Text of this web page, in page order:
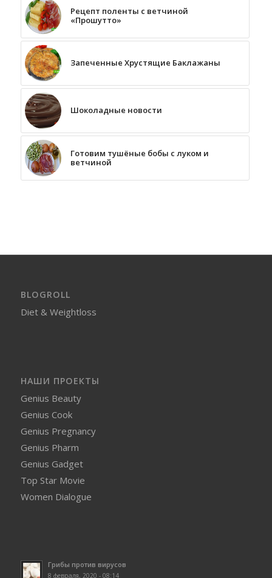
Рецепт поленты с ветчиной
«Прошутто»
Запеченные Хрустящие Баклажаны
Шоколадные новости
Готовим тушёные бобы с луком и
ветчиной
BLOGROLL
Diet & Weightloss
НАШИ ПРОЕКТЫ
Genius Beauty
Genius Cook
Genius Pregnancy
Genius Pharm
Genius Gadget
Top Star Movie
Women Dialogue
Грибы против вирусов
8 февраля, 2020 - 08:14